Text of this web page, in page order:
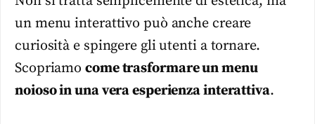
un menu interattivo può anche creare
curiosità e spingere gli utenti a tornare.
Scopriamocome trasformare un menu
noioso in una vera esperienza interattiva.